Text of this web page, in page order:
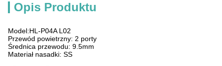
Opis Produktu
Model:HL-P04A L02
Przewód powietrzny: 2 porty
Średnica przewodu: 9.5mm
Materiał nasadki: SS